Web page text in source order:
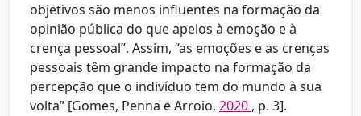
objetivos são menos influentes na formação da
opinião pública do que apelos à emoção e à
crença pessoal”. Assim, “as emoções e as crenças
pessoais têm grande impacto na formação da
percepção que o indivíduo tem do mundo à sua
volta” [Gomes, Penna e Arroio, 2020 , p. 3].